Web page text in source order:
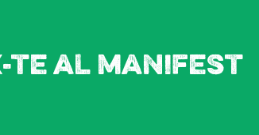
te al manifest